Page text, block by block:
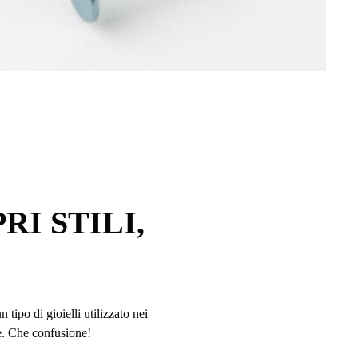
STILI,
tipo di gioielli utilizzato nei
Che confusione!